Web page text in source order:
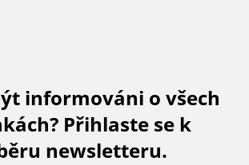
informováni o všech
Přihlaste se k
newsletteru.